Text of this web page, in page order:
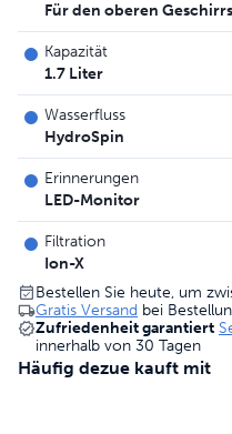
Für den oberen
Kapazität
1.7 Liter
Wasserfluss
HydroSpin
Erinnerungen
LED-Monitor
Filtration
Ion-X
Bestellen Sie heute, um
Gratis Versand bei
Zufriedenheit garantiert
innerhalb von 30 Tagen
Häufig dezue kauft mit